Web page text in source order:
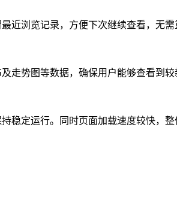
近浏览记录，方便下次继续查看，无需
走势图等数据，确保用户能够查看到较
定运行。同时页面加载速度较快，